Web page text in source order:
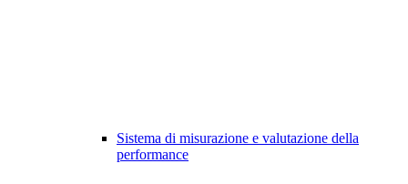
Sistema di misurazione e valutazione della
performance